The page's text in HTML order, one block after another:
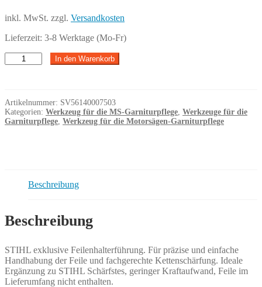
inkl. MwSt. zzgl. Versandkosten
Lieferzeit: 3-8 Werktage (Mo-Fr)
STIHL
Feilenhalterführung
3/8"
P
Mini
In den Warenkorb
Artikelnummer: SV56140007503
Kategorien: Werkzeug für die MS-Garniturpflege Werkzeuge für die
Garniturpflege Werkzeug für die Motorsägen-Garniturpflege
Beschreibung
Beschreibung
STIHL exklusive Feilenhalterführung. Für präzise und einfache
Handhabung der Feile und fachgerechte Kettenschärfung. Ideale
Ergänzung zu STIHL Schärfstes, geringer Kraftaufwand, Feile im
Lieferumfang nicht enthalten.